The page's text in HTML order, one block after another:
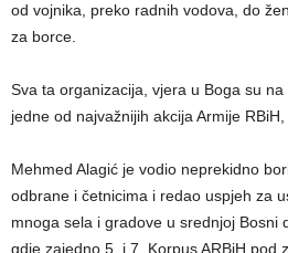
od vojnika, preko radnih vodova, do
za borce.
Sva ta organizacija, vjera u Boga su
jedne od najvažnijih akcija Armije
Mehmed Alagić je vodio neprekidno
odbrane i četnicima i redao uspjeh za
mnoga sela i gradove u srednjoj Bosni
gdje zajedno 5. i 7. Korpus ARBiH pod